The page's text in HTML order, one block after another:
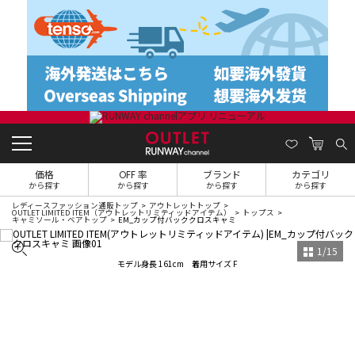
価格
から探す
OFF 率
から探す
ブランド
から探す
カテゴリ
から探す
レディースファッション通販トップ アウトレットトップ
OUTLET LIMITED ITEM（アウトレットリミティッドアイテム） トップス
キャミソール・ベアトップ EM_カップ付バッククロスキャミ
モデル身長 161cm 着用サイズ F
1 /15